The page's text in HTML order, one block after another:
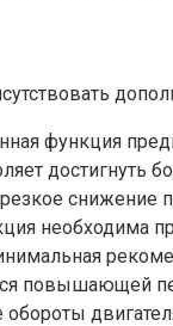
функция
достигнуть
снижение
необходима
повышающей